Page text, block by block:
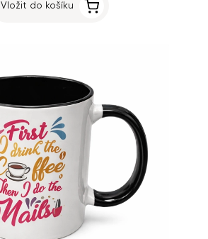
Vložit do košíku